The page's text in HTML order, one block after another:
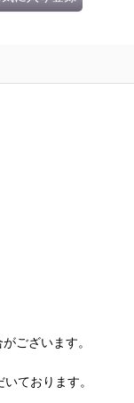
ございます。
ております。